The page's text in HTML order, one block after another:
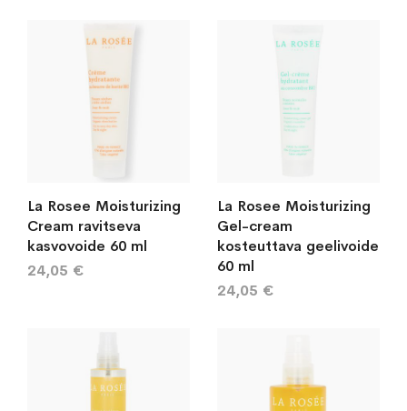
La Rosee Moisturizing
Cream ravitseva
kasvovoide 60 ml
24,05 €
La Rosee Moisturizing
Gel-cream
kosteuttava geelivoide
60 ml
24,05 €